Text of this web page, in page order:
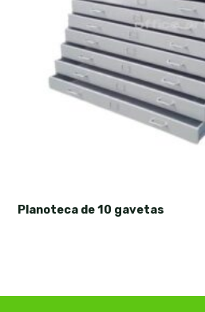
Planoteca de 10 gavetas